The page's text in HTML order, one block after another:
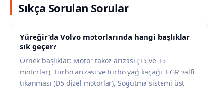
Sıkça Sorulan Sorular
Yüreğir’da Volvo motorlarında hangi başlıklar
sık geçer?
Örnek başlıklar: Motor takoz arızası (T5 ve T6
motorlar), Turbo arızası ve turbo yağ kaçağı, EGR valfi
tıkanması (D5 dizel motorlar), Soğutma sistemi üst